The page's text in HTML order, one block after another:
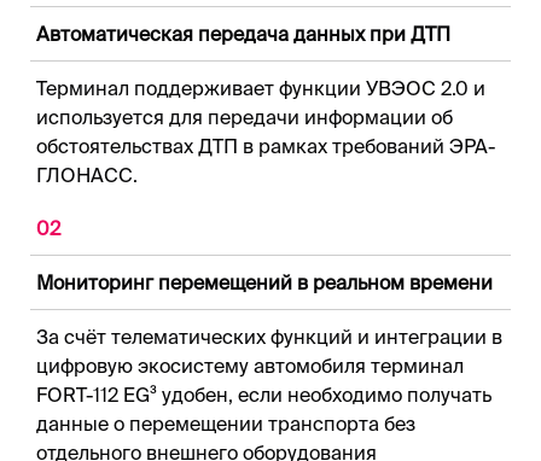
Автоматическая передача данных при ДТП
Терминал поддерживает функции УВЭОС 2.0 и
используется для передачи информации об
обстоятельствах ДТП в рамках требований ЭРА-
ГЛОНАСС.
02
Мониторинг перемещений в реальном времени
За счёт телематических функций и интеграции в
цифровую экосистему автомобиля терминал
FORT-112 EG³ удобен, если необходимо получать
данные о перемещении транспорта без
отдельного внешнего оборудования